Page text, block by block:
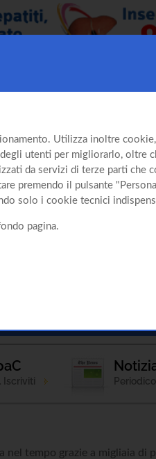
Iscriviti
nel tempo grazie a migliaia di
Utilizza inoltre
utenti per migliorarlo, oltre
da servizi di terze parti che
premendo il pulsante
solo i cookie tecnici
pagina.